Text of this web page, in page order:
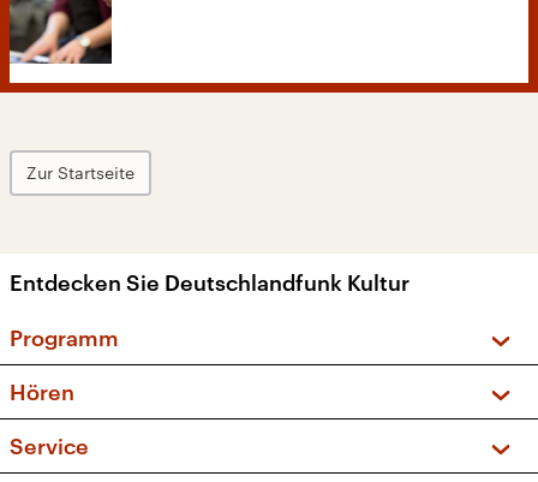
Zur Startseite
Entdecken Sie Deutschlandfunk Kultur
Programm
Sendungen und Podcasts
Musikliste
Hören
Frequenzen (UKW + DAB+)
Service